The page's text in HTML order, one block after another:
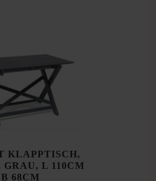
KLAPPTISCH,
L 110CM
B 68CM